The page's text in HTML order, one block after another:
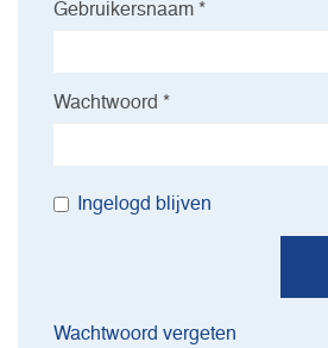
Gebruikersnaam *
Wachtwoord *
Ingelogd blijven
Wachtwoord vergeten